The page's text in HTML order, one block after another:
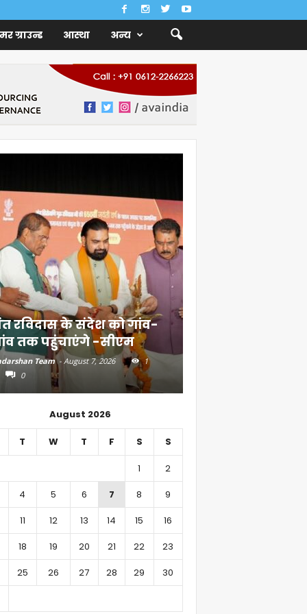
ग्राउन्ड आस्था अन्य
रविदास के संदेश को गांव-
तक पहुंचाएंगे -सीएम
Team - August 7, 2026
1
0
August 2026
T W T F S S
1
2
4 5 6 7 8
9
11 12 13 14 15
16
18 19 20 21 22
23
25 26 27 28 29
30